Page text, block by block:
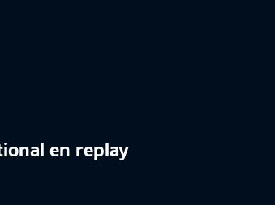
en replay